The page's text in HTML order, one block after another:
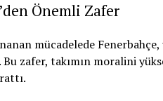
Önemli Zafer
mücadelede
Bu zafer, takımın moralini